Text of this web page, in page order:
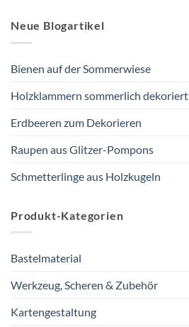
Neue Blogartikel
Bienen auf der Sommerwiese
Holzklammern sommerlich dekoriert
Erdbeeren zum Dekorieren
Raupen aus Glitzer-Pompons
Schmetterlinge aus Holzkugeln
Produkt-Kategorien
Bastelmaterial
Werkzeug, Scheren & Zubehör
Kartengestaltung